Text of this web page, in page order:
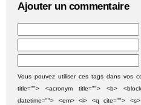
Ajouter un commentaire
Vous pouvez utiliser ces tags dans vos
title=""> <acronym title=""> <b>
datetime=""> <em> <i> <q cite="">